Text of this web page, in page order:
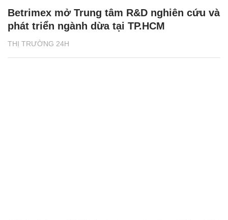
THỊ TRƯỜNG 24H
Betrimex mở Trung tâm R&D nghiên cứu và
phát triển ngành dừa tại TP.HCM